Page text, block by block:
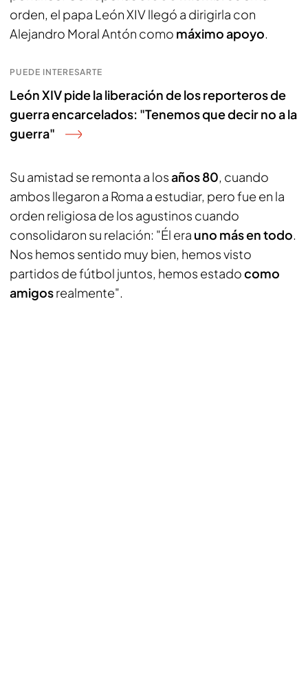
orden, el papa León XIV llegó a dirigirla con
Alejandro Moral Antón como máximo apoyo.
PUEDE INTERESARTE
León XIV pide la liberación de los reporteros de
guerra encarcelados: "Tenemos que decir no a la
guerra"
Su amistad se remonta a losaños 80, cuando
ambos llegaron a Roma a estudiar, pero fue en la
orden religiosa de los agustinos cuando
consolidaron su relación: "Él era uno más en todo.
Nos hemos sentido muy bien, hemos visto
partidos de fútbol juntos, hemos estadocomo
amigosrealmente".